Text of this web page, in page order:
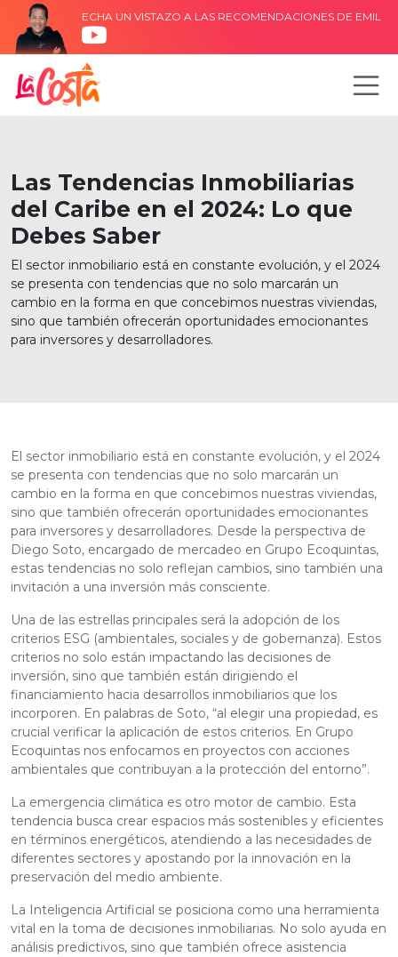
ECHA UN VISTAZO A LAS RECOMENDACIONES DE EMIL
Las Tendencias Inmobiliarias
del Caribe en el 2024: Lo que
Debes Saber
El sector inmobiliario está en constante evolución, y el 2024
se presenta con tendencias que no solo marcarán un
cambio en la forma en que concebimos nuestras viviendas,
sino que también ofrecerán oportunidades emocionantes
para inversores y desarrolladores.
El sector inmobiliario está en constante evolución, y el 2024
se presenta con tendencias que no solo marcarán un
cambio en la forma en que concebimos nuestras viviendas,
sino que también ofrecerán oportunidades emocionantes
para inversores y desarrolladores. Desde la perspectiva de
Diego Soto, encargado de mercadeo en Grupo Ecoquintas,
estas tendencias no solo reflejan cambios, sino también una
invitación a una inversión más consciente.
Una de las estrellas principales será la adopción de los
criterios ESG (ambientales, sociales y de gobernanza). Estos
criterios no solo están impactando las decisiones de
inversión, sino que también están dirigiendo el
financiamiento hacia desarrollos inmobiliarios que los
incorporen. En palabras de Soto, “al elegir una propiedad, es
crucial verificar la aplicación de estos criterios. En Grupo
Ecoquintas nos enfocamos en proyectos con acciones
ambientales que contribuyan a la protección del entorno”.
La emergencia climática es otro motor de cambio. Esta
tendencia busca crear espacios más sostenibles y eficientes
en términos energéticos, atendiendo a las necesidades de
diferentes sectores y apostando por la innovación en la
preservación del medio ambiente.
La Inteligencia Artificial se posiciona como una herramienta
vital en la toma de decisiones inmobiliarias. No solo ayuda en
análisis predictivos, sino que también ofrece asistencia